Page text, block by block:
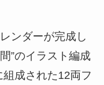
ンダーが完成し
”のイラスト編成
組成された12両フ